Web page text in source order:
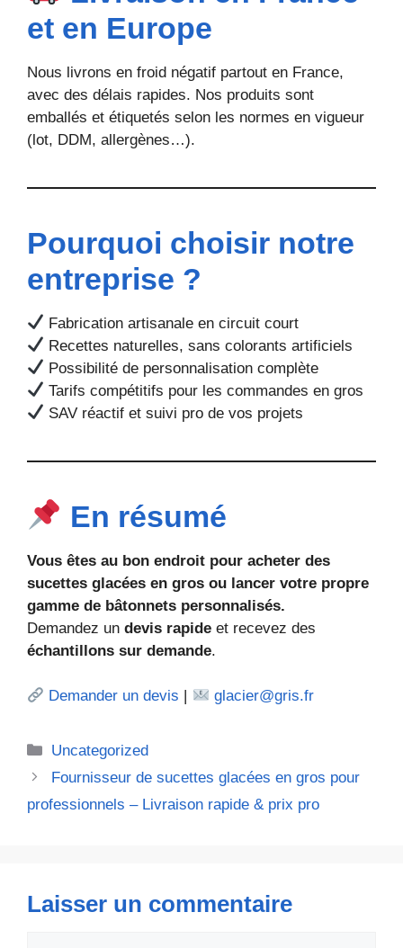
et en Europe
Nous livrons en froid négatif partout en France,
avec des délais rapides. Nos produits sont
emballés et étiquetés selon les normes en vigueur
(lot, DDM, allergènes…).
Pourquoi choisir notre
entreprise ?
Fabrication artisanale en circuit court
Recettes naturelles, sans colorants artificiels
Possibilité de personnalisation complète
Tarifs compétitifs pour les commandes en gros
SAV réactif et suivi pro de vos projets
En résumé
Vous êtes au bon endroit pour acheter des
sucettes glacées en gros ou lancer votre propre
gamme de bâtonnets personnalisés.
Demandez un devis rapide et recevez des
échantillons sur demande.
Demander un devis | glacier@gris.fr
Catégories
Uncategorized
Fournisseur de sucettes glacées en gros pour
professionnels – Livraison rapide & prix pro
Laisser un commentaire